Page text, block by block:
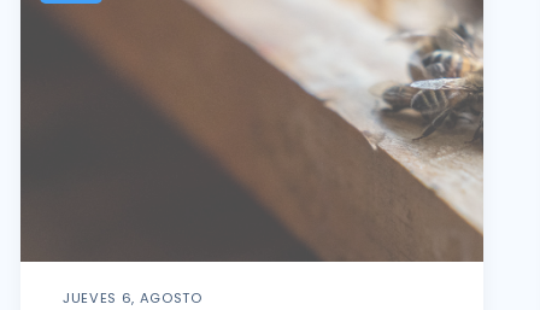
JUEVES 6, AGOSTO